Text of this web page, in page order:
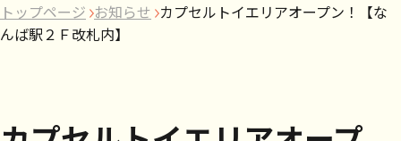
トップページ お知らせ カプセルトイエリアオープン！【な
んば駅２Ｆ改札内】